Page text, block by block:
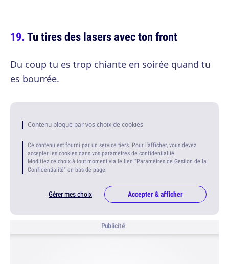
Tu tires des lasers avec ton front
Du coup tu es trop chiante en soirée quand tu
es bourrée.
Contenu bloqué par vos choix de cookies
Ce contenu est fourni par un service tiers. Pour l'afficher, vous devez
accepter les cookies dans vos paramètres de confidentialité.
Modifiez ce choix à tout moment via le lien "Paramètres de Gestion de la
Confidentialité" en bas de page.
Gérer mes choix Accepter & afficher
Publicité